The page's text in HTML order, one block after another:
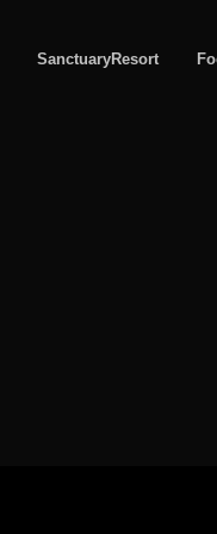
SanctuaryResort